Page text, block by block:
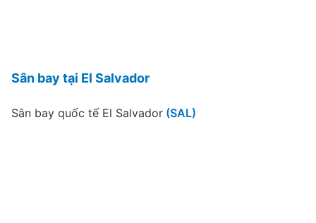
Sân bay tại El Salvador
Sân bay quốc tế El Salvador (SAL)